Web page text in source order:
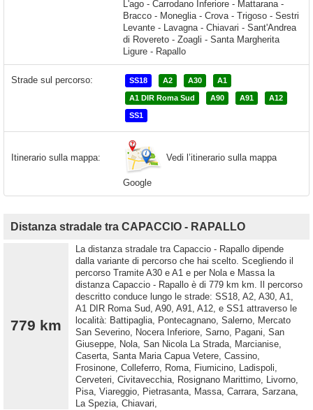
Strade sul percorso: SS18 A2 A30 A1
A1 DIR Roma Sud A90 A91 A12
SS1
Itinerario sulla mappa: Vedi l’itinerario sulla mappa
Google
Distanza stradale tra CAPACCIO - RAPALLO
779 km
La distanza stradale tra Capaccio - Rapallo dipende
dalla variante di percorso che hai scelto. Scegliendo il
percorso Tramite A30 e A1 e per Nola e Massa la
distanza Capaccio - Rapallo è di 779 km km. Il percorso
descritto conduce lungo le strade: SS18, A2, A30, A1,
A1 DIR Roma Sud, A90, A91, A12, e SS1 attraverso le
località: Battipaglia, Pontecagnano, Salerno, Mercato
San Severino, Nocera Inferiore, Sarno, Pagani, San
Giuseppe, Nola, San Nicola La Strada, Marcianise,
Caserta, Santa Maria Capua Vetere, Cassino,
Frosinone, Colleferro, Roma, Fiumicino, Ladispoli,
Cerveteri, Civitavecchia, Rosignano Marittimo, Livorno,
Pisa, Viareggio, Pietrasanta, Massa, Carrara, Sarzana,
La Spezia, Chiavari,